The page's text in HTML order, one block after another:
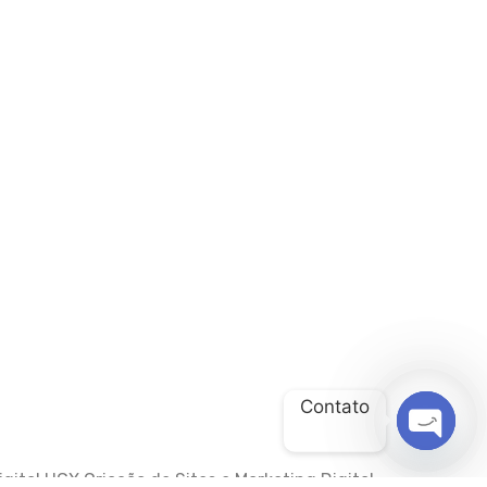
HGX Criação de Sites e Marketing Digital
Contato